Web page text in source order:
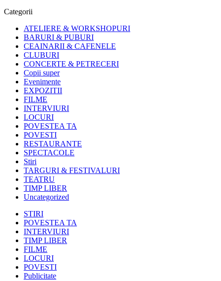
Categorii
ATELIERE & WORKSHOPURI
BARURI & PUBURI
CEAINARII & CAFENELE
CLUBURI
CONCERTE & PETRECERI
Copii super
Evenimente
EXPOZITII
FILME
INTERVIURI
LOCURI
POVESTEA TA
POVESTI
RESTAURANTE
SPECTACOLE
Stiri
TARGURI & FESTIVALURI
TEATRU
TIMP LIBER
Uncategorized
STIRI
POVESTEA TA
INTERVIURI
TIMP LIBER
FILME
LOCURI
POVESTI
Publicitate